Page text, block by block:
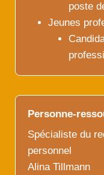
poste
Jeunes
Personne-
Spécialiste du
personnel
Alina Tillmann